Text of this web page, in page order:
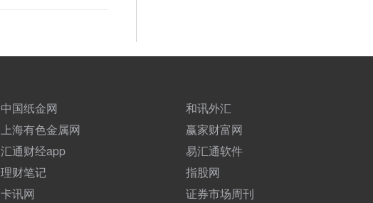
中国纸金网
和讯外汇
上海有色金属网
赢家财富网
汇通财经app
易汇通软件
理财笔记
指股网
卡讯网 证券市场周刊